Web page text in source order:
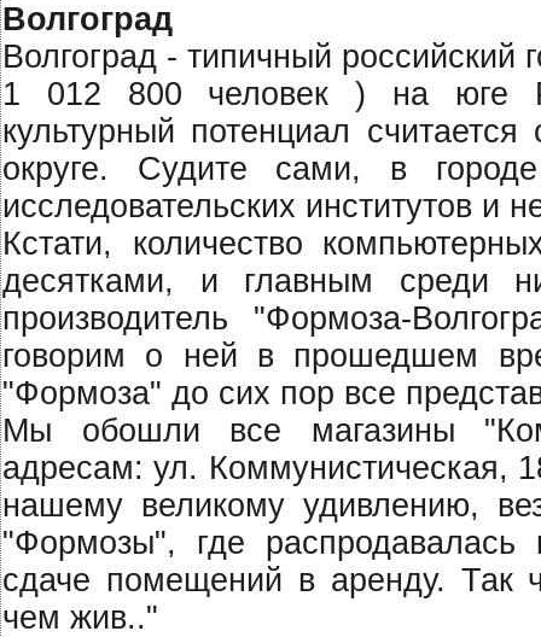
Волгоград
Волгоград - типичный российский
1 012 800 человек ) на юге
культурный потенциал
округе. Судите сами, в
исследовательских институтов и
Кстати, количество
десятками, и главным среди
производитель "Формоза-
говорим о ней в прошедшем
"Формоза" до сих пор все
Мы обошли все магазины
адресам: ул. Коммунистическая,
нашему великому удивлению,
"Формозы", где
сдаче помещений в аренду. Так
чем жив.."